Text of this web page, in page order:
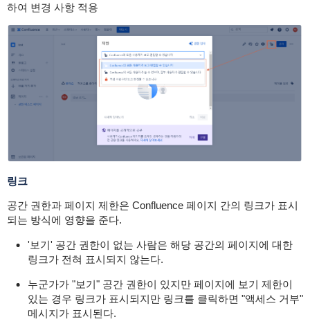
하여 변경 사항 적용
링크
공간 권한과 페이지 제한은 Confluence 페이지 간의 링크가 표시
되는 방식에 영향을 준다.
'보기' 공간 권한이 없는 사람은 해당 공간의 페이지에 대한
링크가 전혀 표시되지 않는다.
누군가가 "보기" 공간 권한이 있지만 페이지에 보기 제한이
있는 경우 링크가 표시되지만 링크를 클릭하면 "액세스 거부"
메시지가 표시된다.